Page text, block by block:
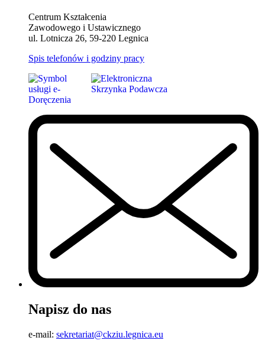
Centrum Kształcenia
Zawodowego i Ustawicznego
ul. Lotnicza 26, 59-220 Legnica
Spis telefonów i godziny pracy
Napisz do nas
e-mail: sekretariat@ckziu.legnica.eu